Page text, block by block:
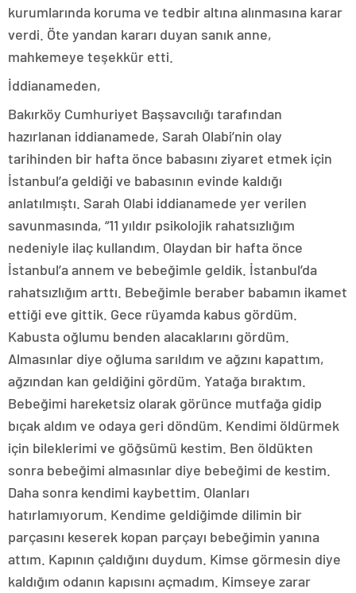
kurumlarında koruma ve tedbir altına alınmasına karar
verdi. Öte yandan kararı duyan sanık anne,
mahkemeye teşekkür etti.
İddianameden,
Bakırköy Cumhuriyet Başsavcılığı tarafından
hazırlanan iddianamede, Sarah Olabi’nin olay
tarihinden bir hafta önce babasını ziyaret etmek için
İstanbul’a geldiği ve babasının evinde kaldığı
anlatılmıştı. Sarah Olabi iddianamede yer verilen
savunmasında, “11 yıldır psikolojik rahatsızlığım
nedeniyle ilaç kullandım. Olaydan bir hafta önce
İstanbul’a annem ve bebeğimle geldik. İstanbul’da
rahatsızlığım arttı. Bebeğimle beraber babamın ikamet
ettiği eve gittik. Gece rüyamda kabus gördüm.
Kabusta oğlumu benden alacaklarını gördüm.
Almasınlar diye oğluma sarıldım ve ağzını kapattım,
ağzından kan geldiğini gördüm. Yatağa bıraktım.
Bebeğimi hareketsiz olarak görünce mutfağa gidip
bıçak aldım ve odaya geri döndüm. Kendimi öldürmek
için bileklerimi ve göğsümü kestim. Ben öldükten
sonra bebeğimi almasınlar diye bebeğimi de kestim.
Daha sonra kendimi kaybettim. Olanları
hatırlamıyorum. Kendime geldiğimde dilimin bir
parçasını keserek kopan parçayı bebeğimin yanına
attım. Kapının çaldığını duydum. Kimse görmesin diye
kaldığım odanın kapısını açmadım. Kimseye zarar